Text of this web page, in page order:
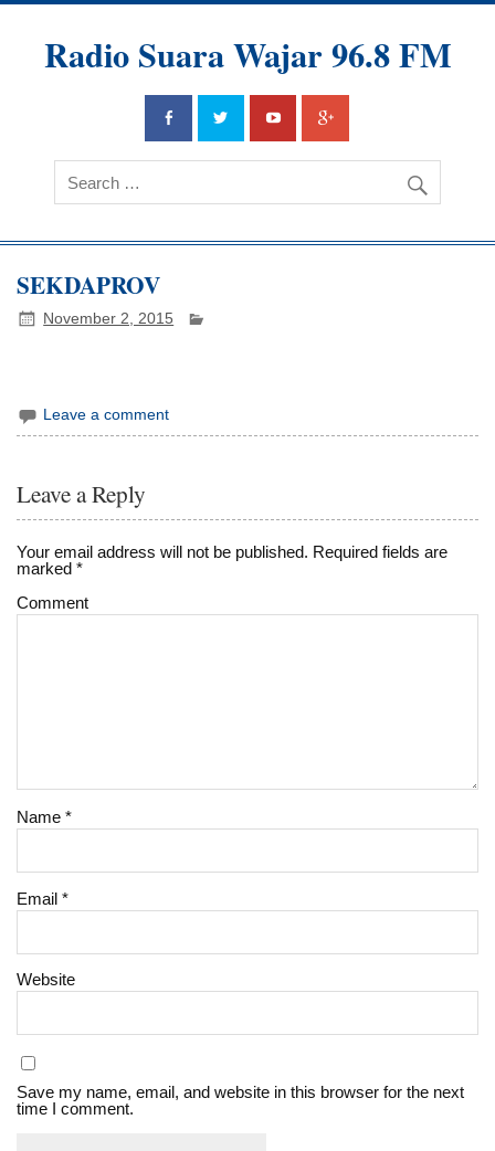
Radio Suara Wajar 96.8 FM
SEKDAPROV
November 2, 2015
Leave a comment
Leave a Reply
Your email address will not be published. Required fields are
marked*
Comment
Name*
Email*
Website
Save my name, email, and website in this browser for the next
time I comment.